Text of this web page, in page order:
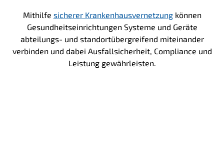
Mithilfe sicherer Krankenhausvernetzungkönnen
Gesundheitseinrichtungen Systeme und Geräte
abteilungs- und standortübergreifend miteinander
verbinden und dabei Ausfallsicherheit, Compliance und
Leistung gewährleisten.